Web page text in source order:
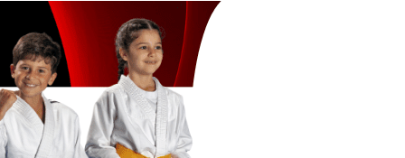
Exporter les lignes sélectionnées
Exporter toutes les colonnes
Exporter uniquement les colonnes affichées
Menu
?>
Images de la page d'accueil